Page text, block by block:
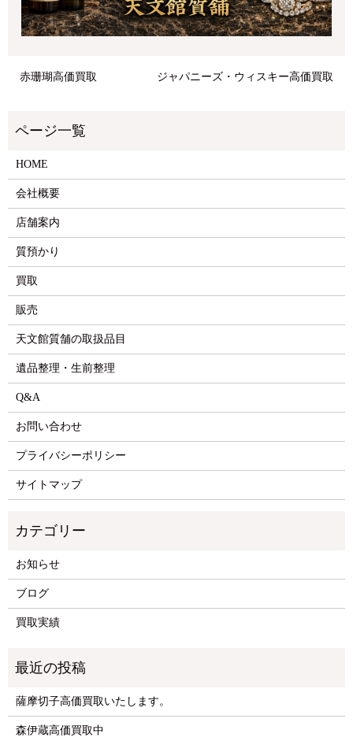
赤珊瑚高価買取 ジャパニーズ・ウィスキー高価買取
HOME
会社概要
店舗案内
質預かり
買取
販売
天文館質舗の取扱品目
遺品整理・生前整理
Q&A
お問い合わせ
プライバシーポリシー
サイトマップ
お知らせ
ブログ
買取実績
薩摩切子高価買取いたします。
森伊蔵高価買取中